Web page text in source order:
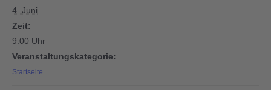
4. Juni
Zeit:
9:00 Uhr
Veranstaltungskategorie:
Startseite